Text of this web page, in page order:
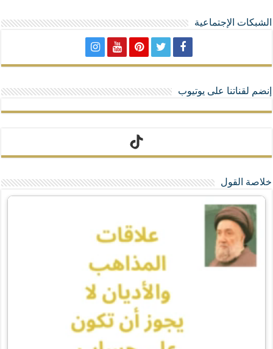
الشبكات الإجتماعية
إنضم لقناتنا على يوتيوب
تيك توك
خلاصة القول